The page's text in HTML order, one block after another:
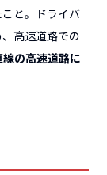
と。ドライバ
高速道路での
の高速道路に